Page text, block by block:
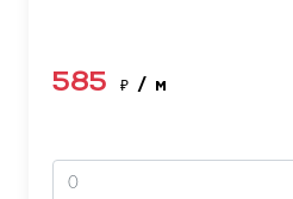
585 ₽ / м